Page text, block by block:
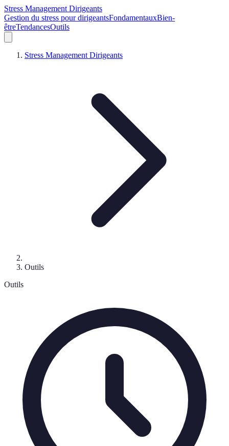
Stress Management Dirigeants
Gestion du stress pour dirigeantsFondamentauxBien-
êtreTendancesOutils
Stress Management Dirigeants
Outils
Outils